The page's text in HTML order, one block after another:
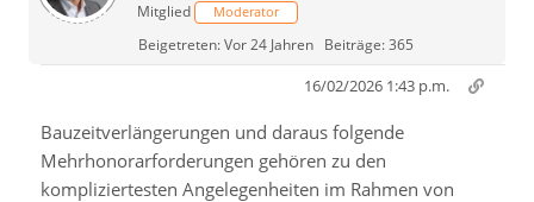
Mitglied
Moderator
Beigetreten: Vor 24 Jahren Beiträge: 365
16/02/2026 1:43 p.m.
Bauzeitverlängerungen und daraus folgende
Mehrhonorarforderungen gehören zu den
kompliziertesten Angelegenheiten im Rahmen von